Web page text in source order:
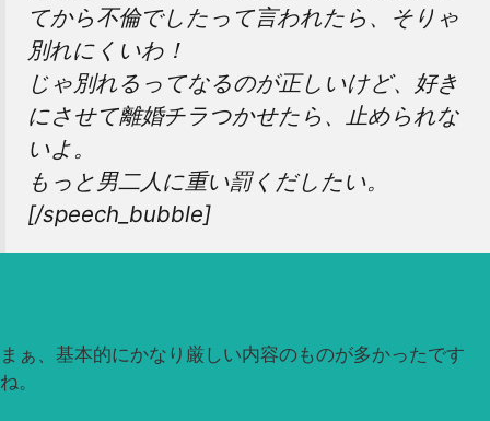
てから不倫でしたって言われたら、そりゃ
別れにくいわ！
じゃ別れるってなるのが正しいけど、好き
にさせて離婚チラつかせたら、止められな
いよ。
もっと男二人に重い罰くだしたい。
[/speech_bubble]
まぁ、基本的にかなり厳しい内容のものが多かったです
ね。